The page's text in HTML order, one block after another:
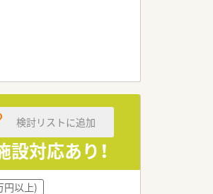
対応あり！
検討リストに追加
円以上)